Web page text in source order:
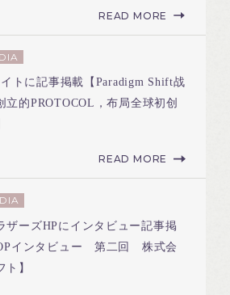
READ MORE
トに記事掲載【Paradigm Shift战
立的PROTOCOL，布局全球初创
READ MORE
ザーズHPにインタビュー記事掲
インタビュー 第二回 株式会
】